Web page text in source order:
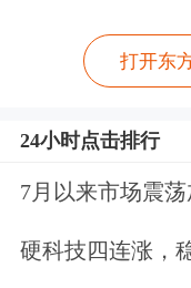
证券、英大
业内人士表
单，部分券商
打开东
24小时点击排行
7月以来市场震
硬科技四连涨，